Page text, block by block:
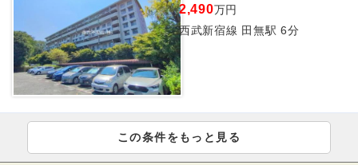
2,490万円
西武新宿線 田無駅 6分
この条件をもっと見る